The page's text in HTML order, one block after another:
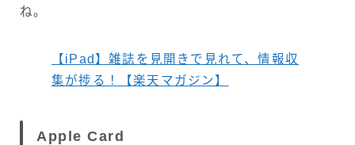
ね。
【iPad】雑誌を見開きで見れて、情報収
集が捗る！【楽天マガジン】
Apple Card